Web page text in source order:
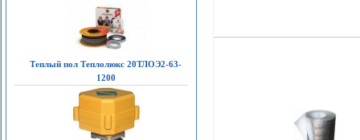
Теплый пол Теплолюкс 20ТЛОЭ2-63-
1200